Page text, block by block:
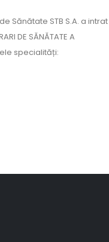
Sănătate STB S.A. a intrat
DE SĂNĂTATE A
specialități: